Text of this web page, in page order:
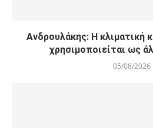
Ανδρουλάκης: Η κλιματική
χρησιμοποιείται ως
05/08/2026